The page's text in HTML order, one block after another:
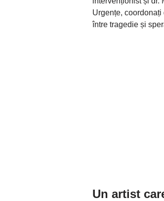
Urgențe,
între tragedie și
Un artist